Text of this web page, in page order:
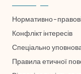
Нормативно-
Конфлікт інтересів
Спеціально
Правила етичної